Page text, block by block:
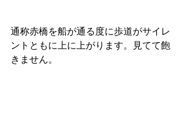
通称赤橋を船が通る度に歩道がサイレ
ントともに上に上がります。見てて飽
きません。